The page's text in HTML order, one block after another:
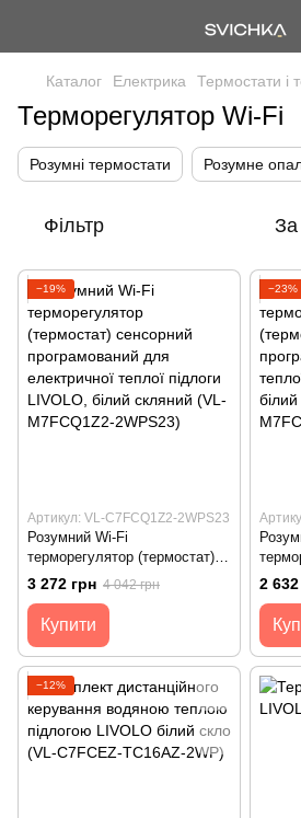
Каталог Електрика Термостати і
Терморегулятор Wi-Fi
Розумні термостати Розумне
Фільтр За
−19%
Артикул: VL-C7FCQ1Z2-2WPS23
Розумний Wi-Fi
терморегулятор (термостат)
сенсорний програмований для
електричної теплої підлоги
LIVOLO, білий скляний (VL-
M7FCQ1Z2-2WPS23)
3 272 грн 4 042 грн
Купити
−23%
2
−12%